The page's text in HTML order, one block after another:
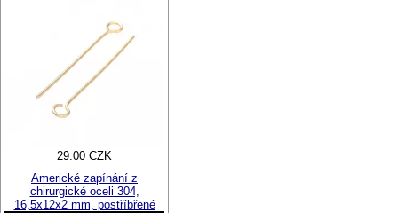
29.00 CZK
Americké zapínání z
chirurgické oceli 304,
16,5x12x2 mm, postříbřené